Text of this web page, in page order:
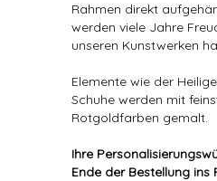
Rahmen direkt
werden viele Jahre
unseren Kunstwerken
Elemente wie der
Schuhe werden mit
Rotgoldfarben gemalt.
Ihre
Ende der Bestellung ins